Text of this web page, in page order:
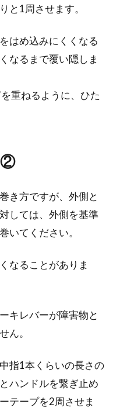
りのためのヘルメッ
んしゃライターふくだです。
出掛けてご飯でも食べようと
ブレーキをかけづら
っていて、ブレーキをかけづ
はありませんか？そんな場合
した今だからこそ10
と1周させます。
はめ込みにくくなる
なるまで覆い隠しま
重ねるように、ひた
②
き方ですが、外側と
しては、外側を基準
いてください。
なることがありま
キレバーが障害物と
ん。
指1本くらいの長さの
ハンドルを繋ぎ止め
テープを2周させま